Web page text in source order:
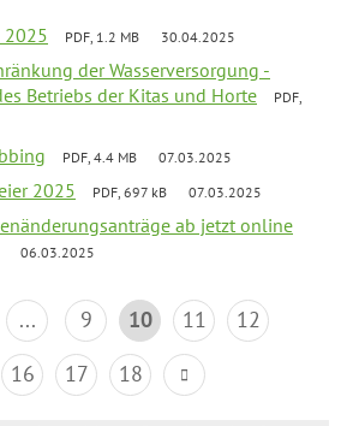
2025 PDF, 1.2 MB 30.04.2025
der Wasserversorgung -
Betriebs der Kitas und Horte
PDF,
PDF, 4.4 MB 07.03.2025
2025 PDF, 697 kB 07.03.2025
ab jetzt online
06.03.2025
... 9 10 11
12
16 17 18